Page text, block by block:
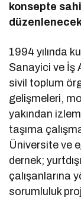
konsepte
1994 yılında
Sanayici ve İş
sivil toplum
gelişmeleri,
yakından
taşıma
Üniversite ve
dernek;
çalışanlarına
sorumluluk